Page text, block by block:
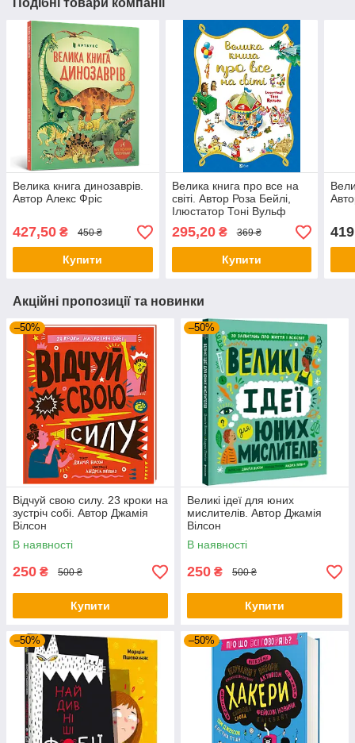
Велика книга динозаврів.
Автор Алекс Фріс
427,50 ₴ 450 ₴
Купити
Велика книга про все на
світі. Автор Роза Бейлі,
Ілюстатор Тоні Вульф
295,20₴ 369 ₴
Купити
419
Акційні пропозиції та новинки
–50%
Відчуй свою силу. 23 кроки на
зустріч собі. Автор Джамія
Вілсон
В наявності
250 ₴ 500 ₴
Купити
–50%
Великі ідеї для юних
мислителів. Автор Джамія
Вілсон
В наявності
250 ₴ 500 ₴
Купити
–50% –50%